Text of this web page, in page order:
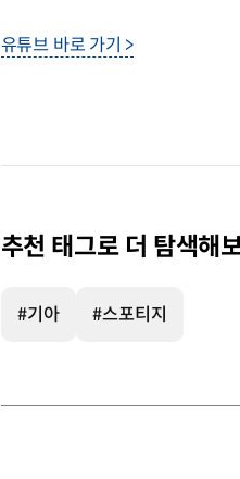
유튜브 바로 가기 >
추천 태그로 더 탐색해
#기아 #스포티지